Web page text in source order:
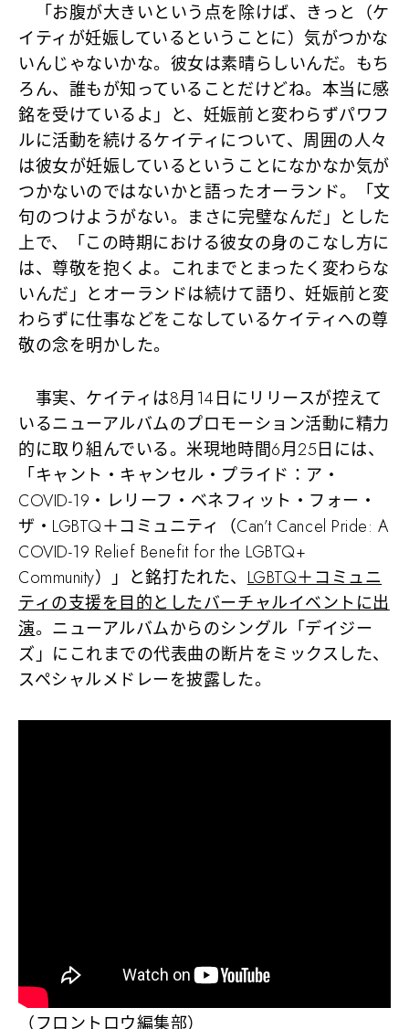
「お腹が大きいという点を除けば、きっと（ケ
イティが妊娠しているということに）気がつかな
いんじゃないかな。彼女は素晴らしいんだ。もち
ろん、誰もが知っていることだけどね。本当に感
銘を受けているよ」と、妊娠前と変わらずパワフ
ルに活動を続けるケイティについて、周囲の人々
は彼女が妊娠しているということになかなか気が
つかないのではないかと語ったオーランド。「文
句のつけようがない。まさに完璧なんだ」とした
上で、「この時期における彼女の身のこなし方に
は、尊敬を抱くよ。これまでとまったく変わらな
いんだ」とオーランドは続けて語り、妊娠前と変
わらずに仕事などをこなしているケイティへの尊
敬の念を明かした。
事実、ケイティは8月14日にリリースが控えて
いるニューアルバムのプロモーション活動に精力
的に取り組んでいる。米現地時間6月25日には、
「キャント・キャンセル・プライド：ア・
COVID-19・レリーフ・ベネフィット・フォー・
ザ・LGBTQ＋コミュニティ（Can’t Cancel Pride: A
COVID-19 Relief Benefit for the LGBTQ+
Community）」と銘打たれた、LGBTQ＋コミュニ
ティの支援を目的としたバーチャルイベントに出
演。ニューアルバムからのシングル「デイジー
ズ」にこれまでの代表曲の断片をミックスした、
スペシャルメドレーを披露した。
（フロントロウ編集部）